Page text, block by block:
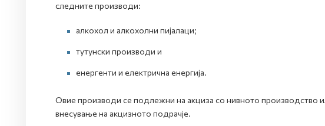
следните производи:
алкохол и алкохолни пијалaци;
тутунски производи и
енергенти и електрична енергија.
Овие производи се подлежни на акциза со нивното производство
внесување на акцизното подрачје.